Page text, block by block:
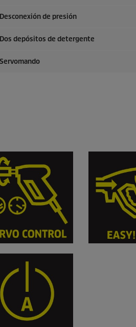
Desconexión de presión
Dos depósitos de detergente
Servomando